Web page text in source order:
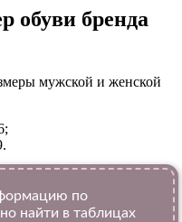
обуви брендa
мужской и женской
по
найти в таблицах